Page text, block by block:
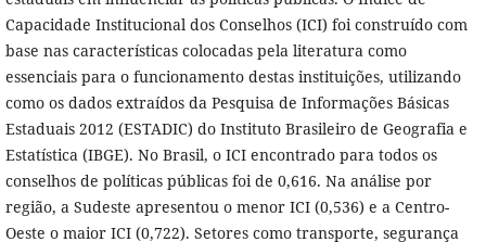
Capacidade Institucional dos Conselhos (ICI) foi construído com
base nas características colocadas pela literatura como
essenciais para o funcionamento destas instituições, utilizando
como os dados extraídos da Pesquisa de Informações Básicas
Estaduais 2012 (ESTADIC) do Instituto Brasileiro de Geografia e
Estatística (IBGE). No Brasil, o ICI encontrado para todos os
conselhos de políticas públicas foi de 0,616. Na análise por
região, a Sudeste apresentou o menor ICI (0,536) e a Centro-
Oeste o maior ICI (0,722). Setores como transporte, segurança